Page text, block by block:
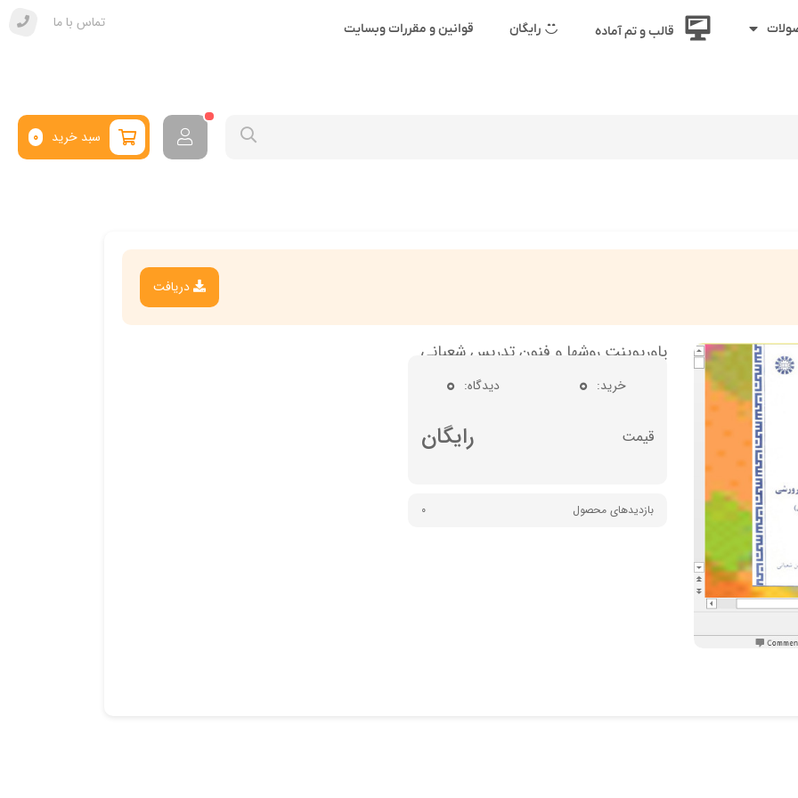
قالب و تم آماده رایگان قوانین و مقررات وبسایت تماس با ما
سبد خرید 0
دریافت
پاورپوینت روشها و فنون تدریس شعبانی
خرید 0 دیدگاه 0
رایگان
بازدیدهای محصول 0